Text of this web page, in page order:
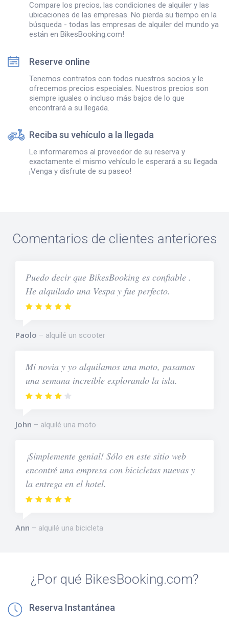
Compare los precios, las condiciones de alquiler y las
ubicaciones de las empresas. No pierda su tiempo en la
búsqueda - todas las empresas de alquiler del mundo ya
están en BikesBooking.com!
Reserve online
Tenemos contratos con todos nuestros socios y le
ofrecemos precios especiales. Nuestros precios son
siempre iguales o incluso más bajos de lo que
encontrará a su llegada.
Reciba su vehículo a la llegada
Le informaremos al proveedor de su reserva y
exactamente el mismo vehículo le esperará a su llegada.
¡Venga y disfrute de su paseo!
Comentarios de clientes anteriores
Puedo decir que BikesBooking es confiable .
He alquilado una Vespa y fue perfecto.
Paolo alquilé un scooter
Mi novia y yo alquilamos una moto, pasamos
una semana increíble explorando la isla.
John alquilé una moto
¡Simplemente genial! Sólo en este sitio web
encontré una empresa con bicicletas nuevas y
la entrega en el hotel.
Ann alquilé una bicicleta
¿Por qué BikesBooking.com?
Reserva Instantánea